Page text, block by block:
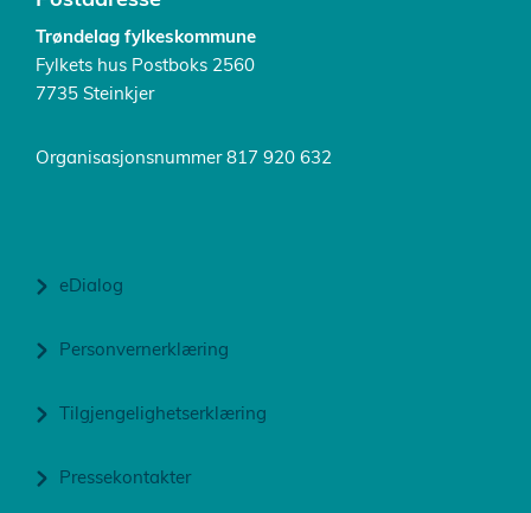
Trøndelag fylkeskommune
Fylkets hus Postboks 2560
7735 Steinkjer
Organisasjonsnummer 817 920 632
eDialog
Personvernerklæring
Tilgjengelighetserklæring
Pressekontakter